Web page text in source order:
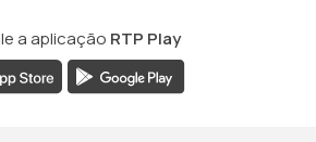
a aplicação RTP Play